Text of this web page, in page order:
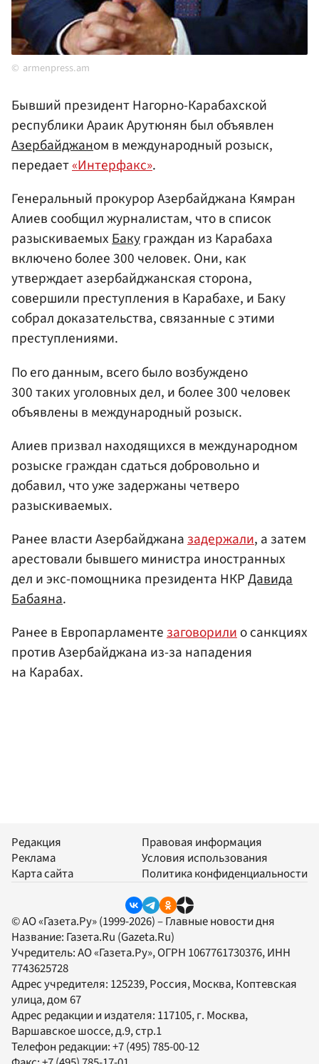
armenpress.am
Бывший президент Нагорно-Карабахской
республики Араик Арутюнян был объявлен
Азербайджаном в международный розыск,
передает«Интерфакс».
Генеральный прокурор Азербайджана Кямран
Алиев сообщил журналистам, что в список
разыскиваемыхБакуграждан из Карабаха
включено более 300 человек. Они, как
утверждает азербайджанская сторона,
совершили преступления в Карабахе, и Баку
собрал доказательства, связанные с этими
преступлениями.
По его данным, всего было возбуждено
300 таких уголовных дел, и более 300 человек
объявлены в международный розыск.
Алиев призвал находящихся в международном
розыске граждан сдаться добровольно и
добавил, что уже задержаны четверо
разыскиваемых.
Ранее власти Азербайджаназадержали, а затем
арестовали бывшего министра иностранных
дел и экс-помощника президента НКРДавида
Бабаяна.
Ранее в Европарламентезаговорилио санкциях
против Азербайджана из-за нападения
на Карабах.
Редакция
Реклама
Карта сайта
Правовая информация
Условия использования
Политика конфиденциальности
© АО «Газета.Ру» (1999-2026) – Главные новости дня
Название: Газета.Ru (Gazeta.Ru)
Учредитель:АО «Газета.Ру», ОГРН 1067761730376, ИНН
7743625728
Адрес учредителя: 125239, Россия, Москва, Коптевская
улица, дом 67
Адрес редакции и издателя: 117105, г. Москва,
Варшавское шоссе, д.9, стр.1
Телефон редакции:+7 (495) 785-00-12